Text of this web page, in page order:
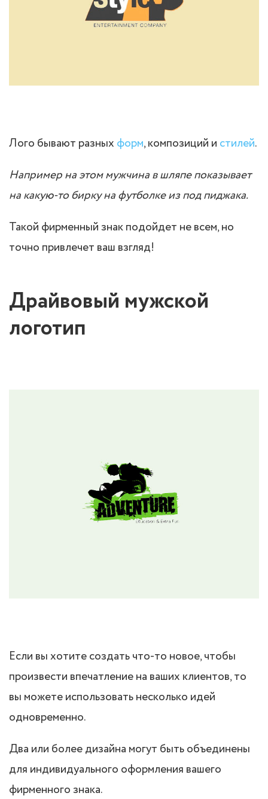
Лого бывают разных форм, композиций и стилей.
Например на этом мужчина в шляпе показывает
на какую-то бирку на футболке из под пиджака.
Такой фирменный знак подойдет не всем, но
точно привлечет ваш взгляд!
Драйвовый мужской
логотип
Если вы хотите создать что-то новое, чтобы
произвести впечатление на ваших клиентов, то
вы можете использовать несколько идей
одновременно.
Два или более дизайна могут быть объединены
для индивидуального оформления вашего
фирменного знака.